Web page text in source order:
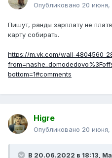
Опубликовано 20 июня,
Пишут, ранды зарплату не
карту собирать.
https://m.vk.com/wall-
bottom=1#comments
Higre
Опубликовано 20 июня,
В 20.06.2022 в 18:13,